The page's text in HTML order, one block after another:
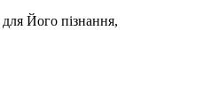
Його пізнання,